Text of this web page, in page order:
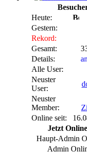
Heute:
Gestern:
Rekord:
Gesamt:
Details:
Alle User:
Neuster
User:
Neuster
Member:
Online seit:
Jetzt Online
Haupt-Admin
Admin